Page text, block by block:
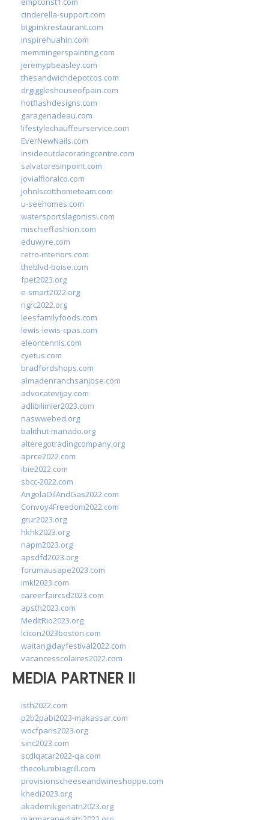
cinderella-support.com
bigpinkrestaurant.com
inspirehuahin.com
memmingerspainting.com
jeremypbeasley.com
thesandwichdepotcos.com
drgiggleshouseofpain.com
hotflashdesigns.com
garagenadeau.com
lifestylechauffeurservice.com
EverNewNails.com
insideoutdecoratingcentre.com
salvatoresinpoint.com
jovialfloralco.com
johnlscotthometeam.com
u-seehomes.com
watersportslagonissi.com
mischieffashion.com
eduwyre.com
retro-interiors.com
theblvd-boise.com
fpet2023.org
e-smart2022.org
ngrc2022.org
leesfamilyfoods.com
lewis-lewis-cpas.com
eleontennis.com
cyetus.com
bradfordshops.com
almadenranchsanjose.com
advocatevijay.com
adlibilimler2023.com
naswwebed.org
balithut-manado.org
alteregotradingcompany.org
aprce2022.com
ibie2022.com
sbcc-2022.com
AngolaOilAndGas2022.com
Convoy4Freedom2022.com
grur2023.org
hkhk2023.org
napm2023.org
apsdfd2023.org
forumausape2023.com
imkl2023.com
careerfaircsd2023.com
apsth2023.com
MedItRio2023.org
lcicon2023boston.com
waitangidayfestival2022.com
vacancesscolaires2022.com
MEDIA PARTNER II
isth2022.com
p2b2pabi2023-makassar.com
wocfparis2023.org
sinc2023.com
scdlqatar2022-qa.com
thecolumbiagrill.com
provisionscheeseandwineshoppe.com
khedi2023.org
akademikgeriatri2023.org